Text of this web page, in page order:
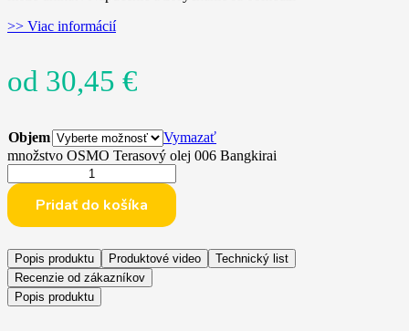
>> Viac informácií
od 30,45 €
Objem
Vymazať
množstvo OSMO Terasový olej 006 Bangkirai
Pridať do košíka
Popis produktu Produktové video
Technický list
Recenzie od zákazníkov
Popis produktu